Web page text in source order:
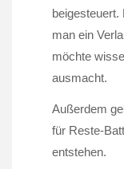
man ein
möchte
ausmacht.
Außerdem
für Reste-
entstehen.